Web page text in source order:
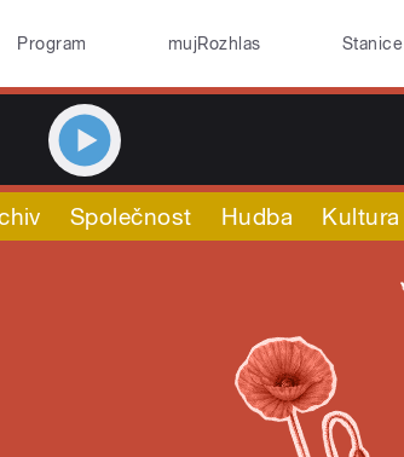
Program mujRozhlas Stanice
Společnost Hudba Kultura